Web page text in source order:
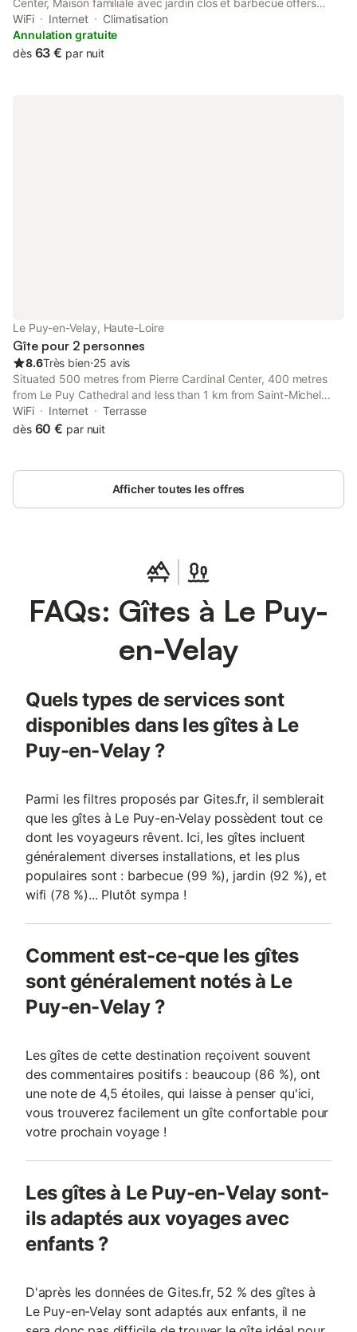
Center, Maison familiale avec jardin clos et barbecue offers
accommodation with garden views, free WiFi and free private
parking. 4.7 km from Le Puy Cathedral and 5.
WiFi Internet
Climatisation
Annulation gratuite
dès 63 € par nuit
Le Puy-en-Velay, Haute-Loire
Gîte pour 2 personnes
8.6Très bien⋅25 avis
Situated 500 metres from Pierre Cardinal Center, 400 metres
from Le Puy Cathedral and less than 1 km from Saint-Michel
d'Aiguilhe Church, Agapi features accommodation located in Le
Puy en Velay.
WiFi Internet
Terrasse
dès 60 € par nuit
Afficher toutes les offres
FAQs: Gîtes à Le Puy-
en-Velay
Quels types de services sont
disponibles dans les gîtes à Le
Puy-en-Velay ?
Parmi les filtres proposés par Gites.fr, il semblerait
que les gîtes à Le Puy-en-Velay possèdent tout ce
dont les voyageurs rêvent. Ici, les gîtes incluent
généralement diverses installations, et les plus
populaires sont : barbecue (99 %), jardin (92 %), et
wifi (78 %)... Plutôt sympa !
Comment est-ce-que les gîtes
sont généralement notés à Le
Puy-en-Velay ?
Les gîtes de cette destination reçoivent souvent
des commentaires positifs : beaucoup (86 %), ont
une note de 4,5 étoiles, qui laisse à penser qu'ici,
vous trouverez facilement un gîte confortable pour
votre prochain voyage !
Les gîtes à Le Puy-en-Velay sont-
ils adaptés aux voyages avec
enfants ?
D'après les données de Gites.fr, 52 % des gîtes à
Le Puy-en-Velay sont adaptés aux enfants, il ne